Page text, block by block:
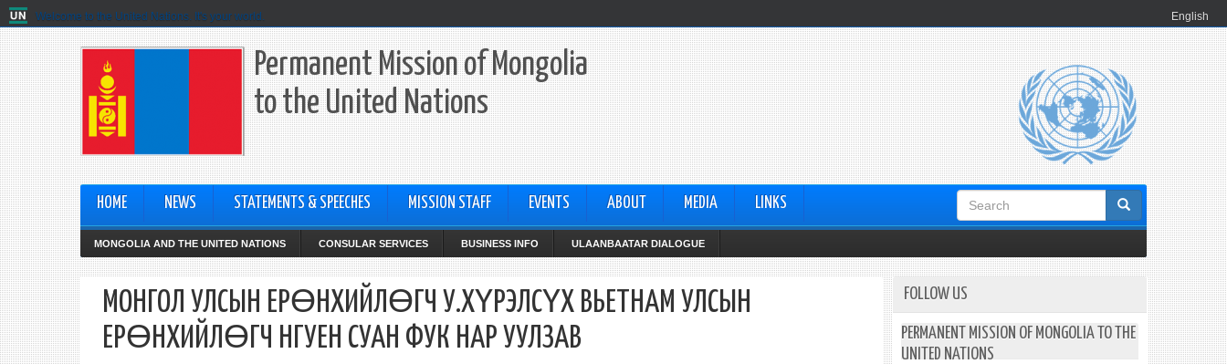
Welcome to the United Nations. It's your world. English
Permanent Mission of Mongolia
to the United Nations
HOME NEWS STATEMENTS & SPEECHES MISSION STAFF EVENTS ABOUT MEDIA LINKS
Search
form
MONGOLIA AND THE UNITED NATIONS CONSULAR SERVICES BUSINESS INFO ULAANBAATAR DIALOGUE
МОНГОЛ УЛСЫН ЕРӨНХИЙЛӨГЧ У.ХҮРЭЛСҮХ ВЬЕТНАМ УЛСЫН
ЕРӨНХИЙЛӨГЧ НГУЕН СУАН ФУК НАР УУЛЗАВ
FOLLOW US
PERMANENT MISSION OF MONGOLIA TO THE
UNITED NATIONS